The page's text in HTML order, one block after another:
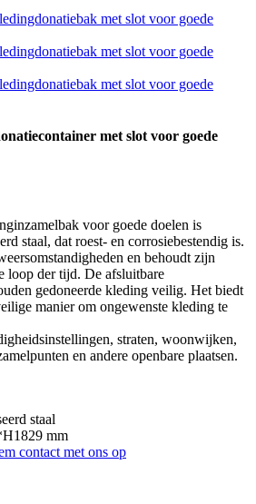
met slot voor goede
voor goede doelen is
staal, dat roest- en corrosiebestendig is.
en behoudt zijn
loop der tijd. De afsluitbare
gedoneerde kleding veilig. Het biedt
manier om ongewenste kleding te
straten, woonwijken,
en andere openbare plaatsen.
staal
mm
contact met ons op